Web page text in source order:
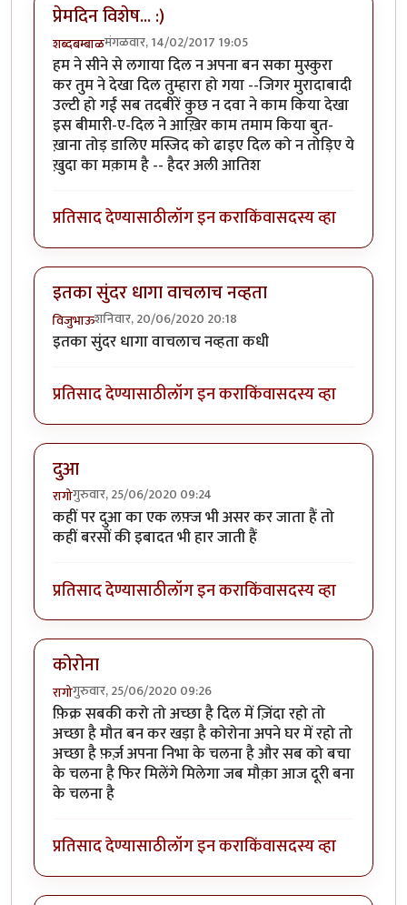
प्रेमदिन विशेष... :)
शब्दबम्बाळमंगळवार, 14/02/2017 19:05
हम ने सीने से लगाया दिल न अपना बन सका मुस्कुरा
कर तुम ने देखा दिल तुम्हारा हो गया --जिगर मुरादाबादी
उल्टी हो गईं सब तदबीरें कुछ न दवा ने काम किया देखा
इस बीमारी-ए-दिल ने आख़िर काम तमाम किया बुत-
ख़ाना तोड़ डालिए मस्जिद को ढाइए दिल को न तोड़िए ये
ख़ुदा का मक़ाम है -- हैदर अली आतिश
प्रतिसाद देण्यासाठीलॉग इन कराकिंवासदस्य व्हा
इतका सुंदर धागा वाचलाच नव्हता
विजुभाऊशनिवार, 20/06/2020 20:18
इतका सुंदर धागा वाचलाच नव्हता कधी
प्रतिसाद देण्यासाठीलॉग इन कराकिंवासदस्य व्हा
दुआ
रागोगुरुवार, 25/06/2020 09:24
कहीं पर दुआ का एक लफ़्ज भी असर कर जाता हैं तो
कहीं बरसों की इबादत भी हार जाती हैं
प्रतिसाद देण्यासाठीलॉग इन कराकिंवासदस्य व्हा
कोरोना
रागोगुरुवार, 25/06/2020 09:26
फ़िक्र सबकी करो तो अच्छा है दिल में ज़िंदा रहो तो
अच्छा है मौत बन कर खड़ा है कोरोना अपने घर में रहो तो
अच्छा है फ़र्ज़ अपना निभा के चलना है और सब को बचा
के चलना है फिर मिलेंगे मिलेगा जब मौक़ा आज दूरी बना
के चलना है
प्रतिसाद देण्यासाठीलॉग इन कराकिंवासदस्य व्हा